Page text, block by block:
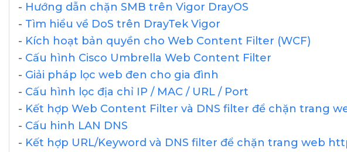
- Hướng dẫn chặn SMB trên Vigor DrayOS
- Tìm hiểu về DoS trên DrayTek Vigor
- Kích hoạt bản quyền cho Web Content Filter (WCF)
- Cấu hình Cisco Umbrella Web Content Filter
- Giải pháp lọc web đen cho gia đình
- Cấu hình lọc địa chỉ IP / MAC / URL / Port
- Kết hợp Web Content Filter và DNS filter để chặn trang
- Cấu hinh LAN DNS
- Kết hợp URL/Keyword và DNS filter để chặn trang web